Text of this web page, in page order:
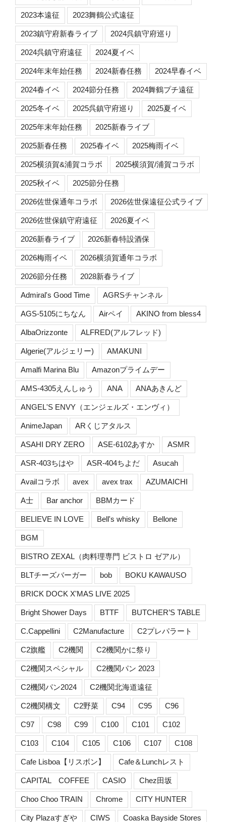
2023本遠征 2023舞鶴公式遠征
2023鎮守府新春ライブ 2024呉鎮守府巡り
2024呉鎮守府遠征 2024夏イベ
2024年末年始任務 2024新春任務 2024早春イベ
2024春イベ 2024節分任務 2024舞鶴プチ遠征
2025冬イベ 2025呉鎮守府巡り 2025夏イベ
2025年末年始任務 2025新春ライブ
2025新春任務 2025春イベ 2025梅雨イベ
2025横須賀&浦賀コラボ 2025横須賀/浦賀コラボ
2025秋イベ 2025節分任務
2026佐世保通年コラボ 2026佐世保遠征公式ライブ
2026佐世保鎮守府遠征 2026夏イベ
2026新春ライブ 2026新春特設酒保
2026梅雨イベ 2026横須賀通年コラボ
2026節分任務 2028新春ライブ
Admiral's Good Time AGRSチャンネル
AGS-5105にちなん Airペイ AKINO from bless4
AlbaOrizzonte ALFRED(アルフレッド)
Algerie(アルジェリー) AMAKUNI
Amalfi Marina Blu Amazonプライムデー
AMS-4305えんしゅう ANA ANAあきんど
ANGEL'S ENVY（エンジェルズ・エンヴィ）
AnimeJapan ARくじアタルス
ASAHI DRY ZERO ASE-6102あすか ASMR
ASR-403ちはや ASR-404ちよだ Asucah
Availコラボ avex avex trax AZUMAICHI
A士 Bar anchor BBMカード
BELIEVE IN LOVE Bell's whisky Bellone
BGM
BISTRO ZEXAL（肉料理専門 ビストロ ゼアル）
BLTチーズバーガー bob BOKU KAWAUSO
BRICK DOCK X'MAS LIVE 2025
Bright Shower Days BTTF BUTCHER’S TABLE
C.Cappellini C2Manufacture C2プレパラート
C2旗艦 C2機関 C2機関かに祭り
C2機関スペシャル C2機関パン 2023
C2機関パン2024 C2機関北海道遠征
C2機関構文 C2野菜 C94 C95 C96
C97 C98 C99 C100 C101 C102
C103 C104 C105 C106 C107 C108
Cafe Lisboa【リスボン】 Cafe＆Lunchレスト
CAPITAL COFFEE CASIO Chez田坂
Choo Choo TRAIN Chrome CITY HUNTER
City Plazaすぎや CIWS Coaska Bayside Stores